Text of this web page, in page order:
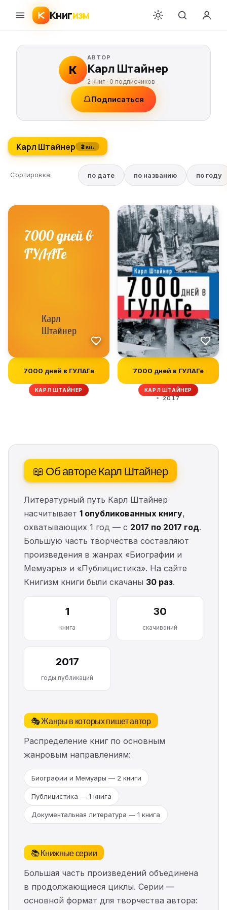
Книгизм
К
АВТОР
Карл Штайнер
2 книг ·0 подписчиков
Подписаться
Карл Штайнер 2 кн.
Сортировка: по дате по названию по году
7000 дней в ГУЛАГе
КАРЛ ШТАЙНЕР
7000 дней в ГУЛАГе
КАРЛ ШТАЙНЕР
2017
📖 Об авторе Карл Штайнер
Литературный путь Карл Штайнер
насчитывает 1 опубликованных книгу,
охватывающих 1 год — с 2017 по 2017 год.
Большую часть творчества составляют
произведения в жанрах «Биографии и
Мемуары» и «Публицистика». На сайте
Книгизм книги были скачаны 30 раз.
1
книга
30
скачиваний
2017
годы публикаций
🎭 Жанры в которых пишет автор
Распределение книг по основным
жанровым направлениям:
Биографии и Мемуары — 2 книги
Публицистика — 1 книга
Документальная литература — 1 книга
📚 Книжные серии
Большая часть произведений объединена
в продолжающиеся циклы. Серии —
основной формат для творчества автора: